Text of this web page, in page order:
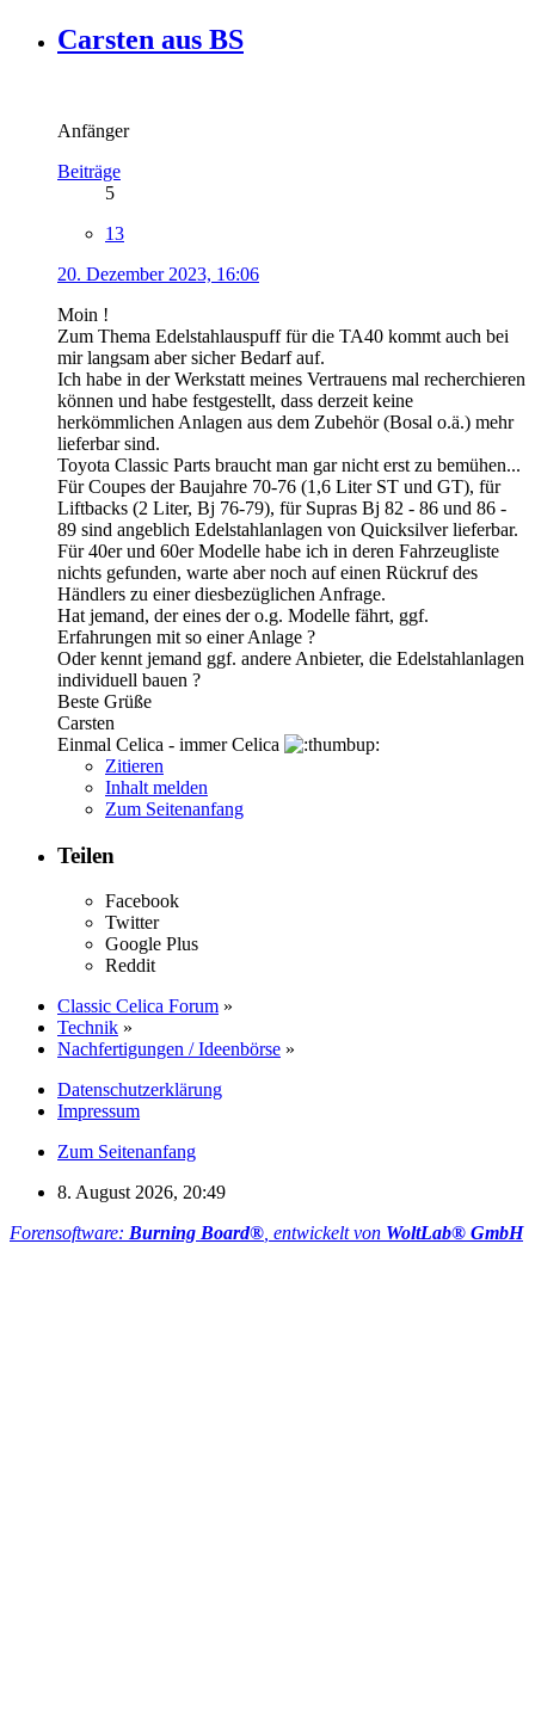
Carsten aus BS
Anfänger
Beiträge
5
13
20. Dezember 2023, 16:06
Moin !
Zum Thema Edelstahlauspuff für die TA40 kommt auch bei
mir langsam aber sicher Bedarf auf.
Ich habe in der Werkstatt meines Vertrauens mal recherchieren
können und habe festgestellt, dass derzeit keine
herkömmlichen Anlagen aus dem Zubehör (Bosal o.ä.) mehr
lieferbar sind.
Toyota Classic Parts braucht man gar nicht erst zu bemühen...
Für Coupes der Baujahre 70-76 (1,6 Liter ST und GT), für
Liftbacks (2 Liter, Bj 76-79), für Supras Bj 82 - 86 und 86 -
89 sind angeblich Edelstahlanlagen von Quicksilver lieferbar.
Für 40er und 60er Modelle habe ich in deren Fahrzeugliste
nichts gefunden, warte aber noch auf einen Rückruf des
Händlers zu einer diesbezüglichen Anfrage.
Hat jemand, der eines der o.g. Modelle fährt, ggf.
Erfahrungen mit so einer Anlage ?
Oder kennt jemand ggf. andere Anbieter, die Edelstahlanlagen
individuell bauen ?
Beste Grüße
Carsten
Einmal Celica - immer Celica
Zitieren
Inhalt melden
Zum Seitenanfang
Teilen
Facebook
Twitter
Google Plus
Reddit
Classic Celica Forum »
Technik »
Nachfertigungen / Ideenbörse »
Datenschutzerklärung
Impressum
Zum Seitenanfang
8. August 2026, 20:49
Forensoftware: Burning Board® , entwickelt von WoltLab® GmbH